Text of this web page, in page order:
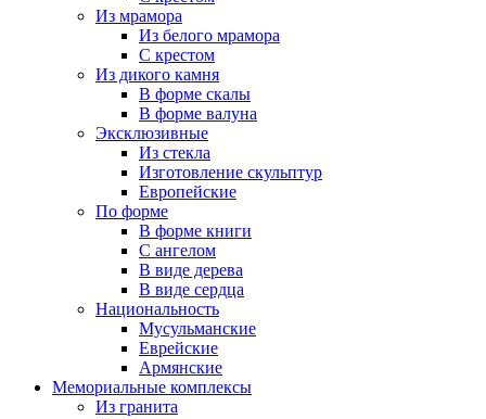
Из мрамора
Из белого мрамора
С крестом
Из дикого камня
В форме скалы
В форме валуна
Эксклюзивные
Из стекла
Изготовление скульптур
Европейские
По форме
В форме книги
С ангелом
В виде дерева
В виде сердца
Национальность
Мусульманские
Еврейские
Армянские
Мемориальные комплексы
Из гранита